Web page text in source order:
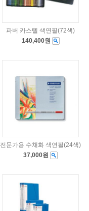
파버 카스텔 색연필(72색)
140,400원
전문가용 수채화 색연필(24색)
37,000원